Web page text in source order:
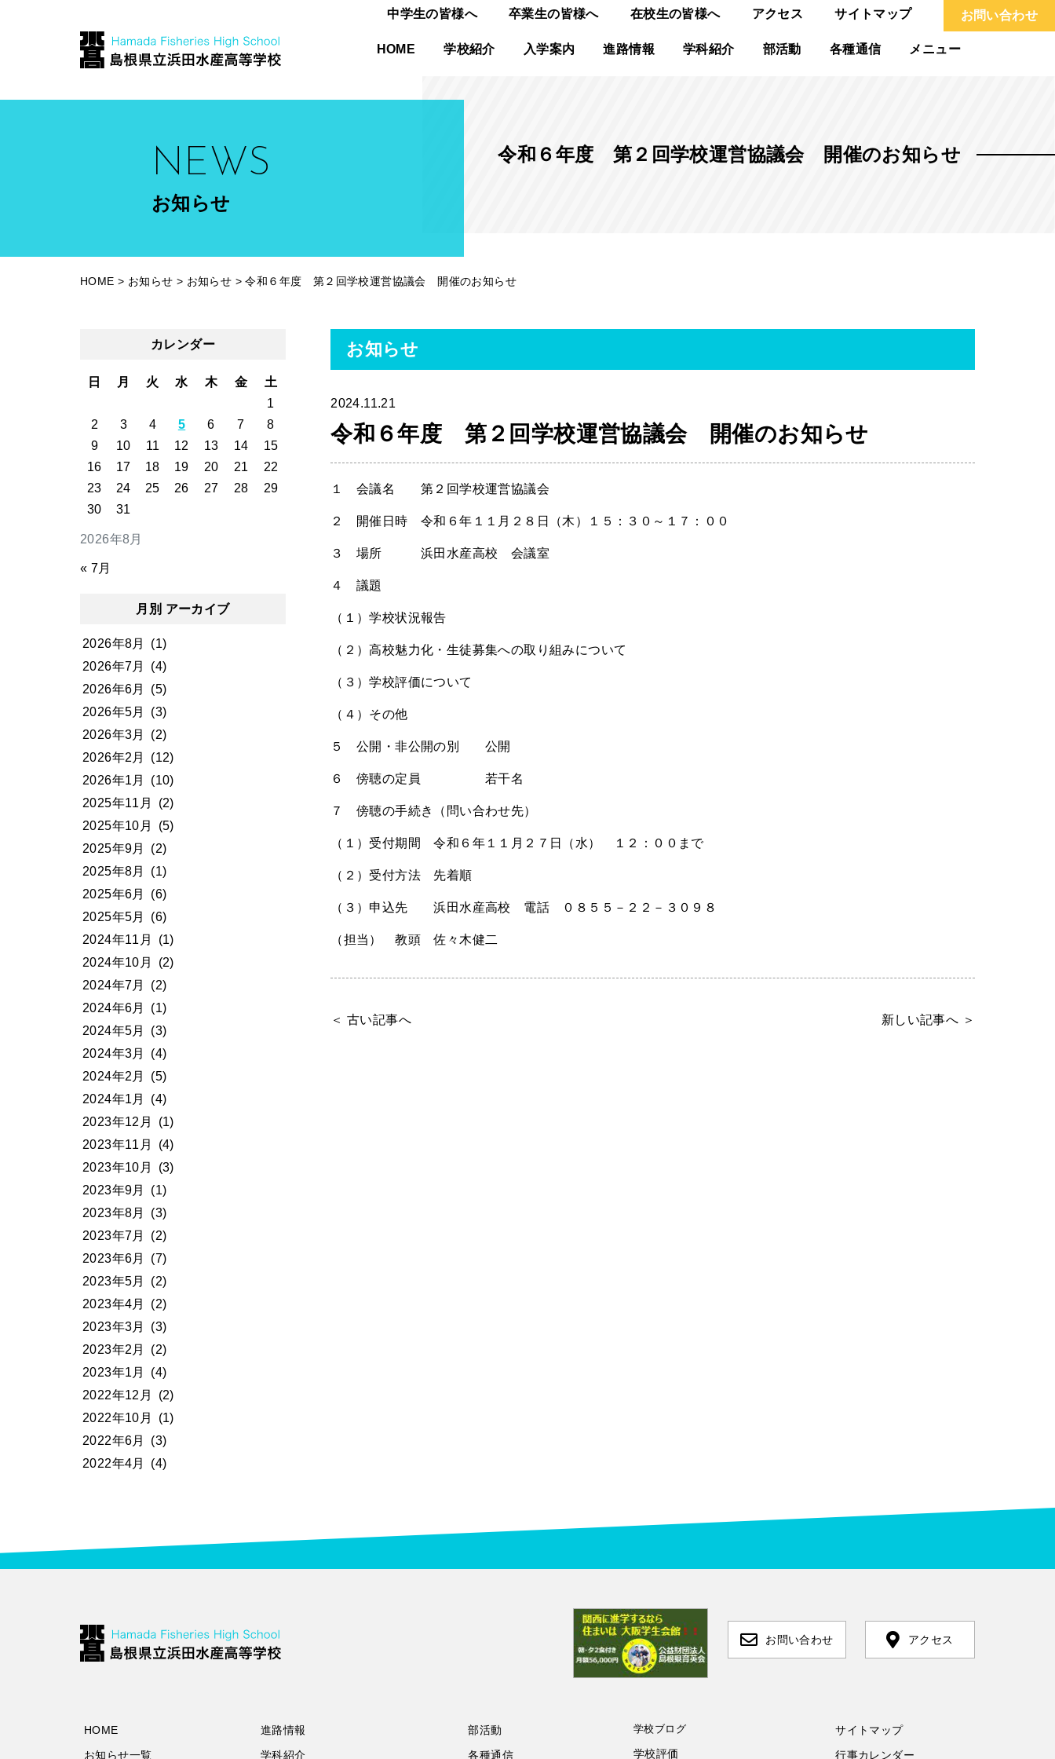
中学生の皆様へ 卒業生の皆様へ 在校生の皆様へ アクセス サイトマップ お問い合わせ
HOME 学校紹介 入学案内 進路情報 学科紹介 部活動 各種通信 メニュー
令和６年度 第２回学校運営協議会 開催のお知らせ
NEWS
お知らせ
HOME > お知らせ > お知らせ >令和６年度 第２回学校運営協議会 開催のお知らせ
カレンダー
2026年8月
日 月 火 水 木 金
土
1
2
3 4 5 6 7
8
9
10 11 12 13 14
15
16
17 18 19 20 21
22
23
24 25 26 27 28
29
30
31
« 7月
月別 アーカイブ
2026年8月
(1)
2026年7月
(4)
2026年6月
(5)
2026年5月
(3)
2026年3月
(2)
2026年2月
(12)
2026年1月
(10)
2025年11月
(2)
2025年10月
(5)
2025年9月
(2)
2025年8月
(1)
2025年6月
(6)
2025年5月
(6)
2024年11月
(1)
2024年10月
(2)
2024年7月
(2)
2024年6月
(1)
2024年5月
(3)
2024年3月
(4)
2024年2月
(5)
2024年1月
(4)
2023年12月
(1)
2023年11月
(4)
2023年10月
(3)
2023年9月
(1)
2023年8月
(3)
2023年7月
(2)
2023年6月
(7)
2023年5月
(2)
2023年4月
(2)
2023年3月
(3)
2023年2月
(2)
2023年1月
(4)
2022年12月
(2)
2022年10月
(1)
2022年6月
(3)
2022年4月
(4)
お知らせ
2024.11.21
令和６年度 第２回学校運営協議会 開催のお知らせ
１ 会議名 第２回学校運営協議会
２ 開催日時 令和６年１１月２８日（木）１５：３０～１７：００
３ 場所 浜田水産高校 会議室
４ 議題
（１）学校状況報告
（２）高校魅力化・生徒募集への取り組みについて
（３）学校評価について
（４）その他
５ 公開・非公開の別 公開
６ 傍聴の定員 若干名
７ 傍聴の手続き（問い合わせ先）
（１）受付期間 令和６年１１月２７日（水） １２：００まで
（２）受付方法 先着順
（３）申込先 浜田水産高校 電話 ０８５５－２２－３０９８
（担当） 教頭 佐々木健二
＜ 古い記事へ 新しい記事へ ＞
お問い合わせ アクセス
HOME
お知らせ一覧
進路情報
学科紹介
部活動
各種通信
学校ブログ
学校評価
サイトマップ
行事カレンダー